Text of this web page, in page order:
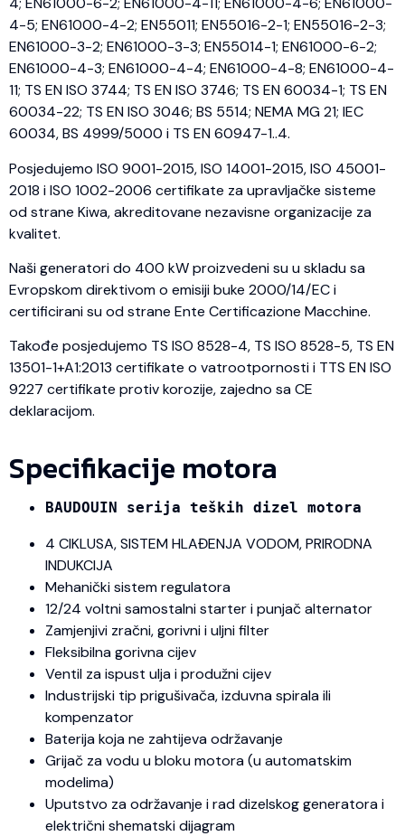
4-5; EN61000-4-2; EN55011; EN55016-2-1; EN55016-2-3;
EN61000-3-2; EN61000-3-3; EN55014-1; EN61000-6-2;
EN61000-4-3; EN61000-4-4; EN61000-4-8; EN61000-4-
11; TS EN ISO 3744; TS EN ISO 3746; TS EN 60034-1; TS EN
60034-22; TS EN ISO 3046; BS 5514; NEMA MG 21; IEC
60034, BS 4999/5000 i TS EN 60947-1..4.
Posjedujemo ISO 9001-2015, ISO 14001-2015, ISO 45001-
2018 i ISO 1002-2006 certifikate za upravljačke sisteme
od strane Kiwa, akreditovane nezavisne organizacije za
kvalitet.
Naši generatori do 400 kW proizvedeni su u skladu sa
Evropskom direktivom o emisiji buke 2000/14/EC i
certificirani su od strane Ente Certificazione Macchine.
Takođe posjedujemo TS ISO 8528-4, TS ISO 8528-5, TS EN
13501-1+A1:2013 certifikate o vatrootpornosti i TTS EN ISO
9227 certifikate protiv korozije, zajedno sa CE
deklaracijom.
Specifikacije motora
BAUDOUIN serija teških dizel motora
4 CIKLUSA, SISTEM HLAĐENJA VODOM, PRIRODNA
INDUKCIJA
Mehanički sistem regulatora
12/24 voltni samostalni starter i punjač alternator
Zamjenjivi zračni, gorivni i uljni filter
Fleksibilna gorivna cijev
Ventil za ispust ulja i produžni cijev
Industrijski tip prigušivača, izduvna spirala ili
kompenzator
Baterija koja ne zahtijeva održavanje
Grijač za vodu u bloku motora (u automatskim
modelima)
Uputstvo za održavanje i rad dizelskog generatora i
električni shematski dijagram